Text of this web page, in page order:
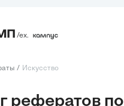
/ех.
Искусство
рефератов по